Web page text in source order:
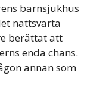
barnsjukhus
nattsvarta
berättat att
enda chans.
annan som